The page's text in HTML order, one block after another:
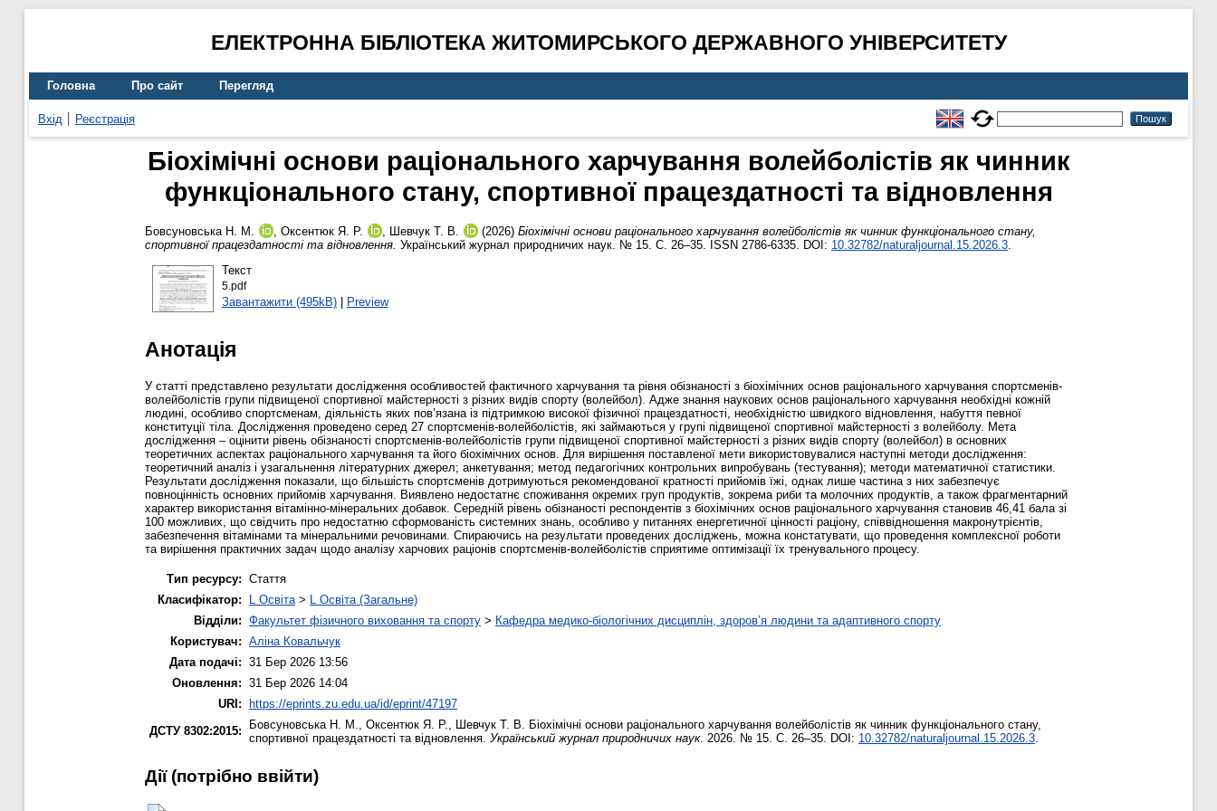
ЕЛЕКТРОННА БІБЛІОТЕКА ЖИТОМИРСЬКОГО ДЕРЖАВНОГО УНІВЕРСИТЕТУ
Головна Про сайт Перегляд
Вхід Реєстрація
Біохімічні основи раціонального харчування волейболістів як чинник
функціонального стану, спортивної працездатності та відновлення
Бовсуновська Н. М. , Оксентюк Я. Р. , Шевчук Т. В. (2026) Біохімічні основи раціонального харчування волейболістів як чинник функціонального стану,
спортивної працездатності та відновлення. Український журнал природничих наук. № 15. С. 26–35. ISSN 2786-6335. DOI: 10.32782/naturaljournal.15.2026.3.
Текст
5.pdf
Завантажити (495kB)| Preview
Анотація
У статті представлено результати дослідження особливостей фактичного харчування та рівня обізнаності з біохімічних основ раціонального харчування спортсменів-
волейболістів групи підвищеної спортивної майстерності з різних видів спорту (волейбол). Адже знання наукових основ раціонального харчування необхідні кожній
людині, особливо спортсменам, діяльність яких пов’язана із підтримкою високої фізичної працездатності, необхідністю швидкого відновлення, набуття певної
конституції тіла. Дослідження проведено серед 27 спортсменів-волейболістів, які займаються у групі підвищеної спортивної майстерності з волейболу. Мета
дослідження – оцінити рівень обізнаності спортсменів-волейболістів групи підвищеної спортивної майстерності з різних видів спорту (волейбол) в основних
теоретичних аспектах раціонального харчування та його біохімічних основ. Для вирішення поставленої мети використовувалися наступні методи дослідження:
теоретичний аналіз і узагальнення літературних джерел; анкетування; метод педагогічних контрольних випробувань (тестування); методи математичної статистики.
Результати дослідження показали, що більшість спортсменів дотримуються рекомендованої кратності прийомів їжі, однак лише частина з них забезпечує
повноцінність основних прийомів харчування. Виявлено недостатнє споживання окремих груп продуктів, зокрема риби та молочних продуктів, а також фрагментарний
характер використання вітамінно-мінеральних добавок. Середній рівень обізнаності респондентів з біохімічних основ раціонального харчування становив 46,41 бала зі
100 можливих, що свідчить про недостатню сформованість системних знань, особливо у питаннях енергетичної цінності раціону, співвідношення макронутрієнтів,
забезпечення вітамінами та мінеральними речовинами. Спираючись на результати проведених досліджень, можна констатувати, що проведення комплексної роботи
та вирішення практичних задач щодо аналізу харчових раціонів спортсменів-волейболістів сприятиме оптимізації їх тренувального процесу.
Тип ресурсу: Стаття
Класифікатор:
L Освіта > L Освіта (Загальне)
Відділи: Факультет фізичного виховання та спорту > Кафедра медико-біологічних дисциплін, здоров’я людини та адаптивного спорту
Користувач: Аліна Ковальчук
Дата подачі: 31 Бер 2026 13:56
Оновлення: 31 Бер 2026 14:04
URI: https://eprints.zu.edu.ua/id/eprint/47197
ДСТУ 8302:2015:
Бовсуновська Н. М. Оксентюк Я. Р. Шевчук Т. В.
Біохімічні основи раціонального харчування волейболістів як чинник функціонального стану,
спортивної працездатності та відновлення. Український журнал природничих наук. 2026. № 15. С. 26–35. DOI: 10.32782/naturaljournal.15.2026.3
Дії ​​(потрібно ввійти)